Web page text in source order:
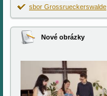
sbor Grossrueckerswalde
Nové obrázky